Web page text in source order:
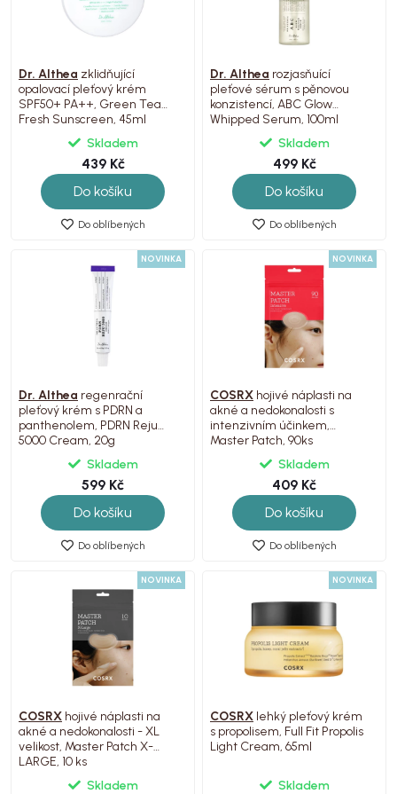
Dr. Althea zklidňující
opalovací pleťový krém
SPF50+ PA++, Green Tea
Fresh Sunscreen, 45ml
Skladem
439 Kč
Do košíku
Do oblíbených
Dr. Althea rozjasňuící
pleťové sérum s pěnovou
konzistencí, ABC Glow
Whipped Serum, 100ml
Skladem
499 Kč
Do košíku
Do oblíbených
NOVINKA
Dr. Althea regenrační
pleťový krém s PDRN a
panthenolem, PDRN Reju
5000 Cream, 20g
Skladem
599 Kč
Do košíku
Do oblíbených
NOVINKA
COSRX hojivé náplasti na
akné a nedokonalosti s
intenzivním účinkem,
Master Patch, 90ks
Skladem
409 Kč
Do košíku
Do oblíbených
NOVINKA
COSRX hojivé náplasti na
akné a nedokonalosti - XL
velikost, Master Patch X-
LARGE, 10 ks
Skladem
NOVINKA
COSRX lehký pleťový krém
s propolisem, Full Fit Propolis
Light Cream, 65ml
Skladem